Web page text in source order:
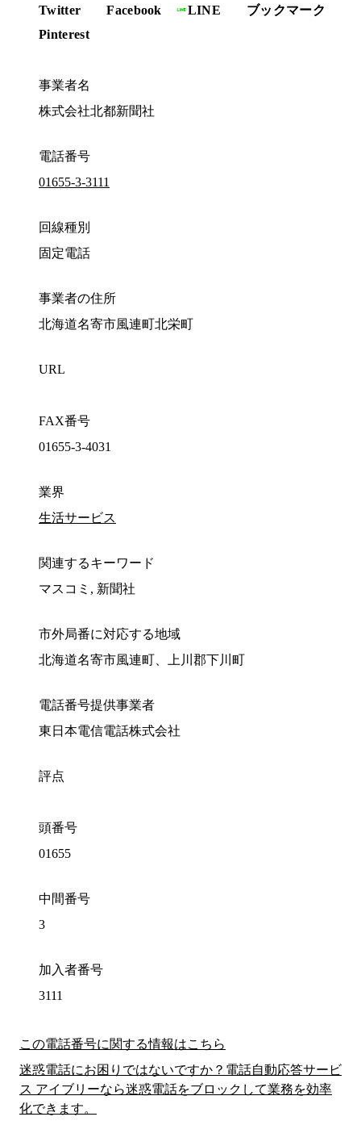
Twitter Facebook LINE
ブックマーク
Pinterest
事業者名
株式会社北都新聞社
電話番号
01655-3-3111
回線種別
固定電話
事業者の住所
北海道名寄市風連町北栄町
URL
FAX番号
01655-3-4031
業界
生活サービス
関連するキーワード
マスコミ, 新聞社
市外局番に対応する地域
北海道名寄市風連町、上川郡下川町
電話番号提供事業者
東日本電信電話株式会社
評点
頭番号
01655
中間番号
3
加入者番号
3111
この電話番号に関する情報はこちら
迷惑電話にお困りではないですか？電話自動応答サービ
ス アイブリーなら迷惑電話をブロックして業務を効率
化できます。